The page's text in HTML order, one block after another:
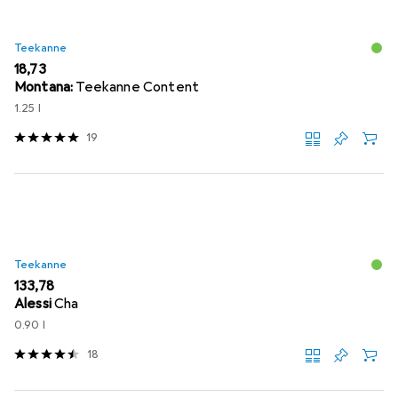
Teekanne
EUR
18,73
Montana: Teekanne Content
1.25 l
19
Teekanne
EUR
133,78
AlessiCha
0.90 l
18